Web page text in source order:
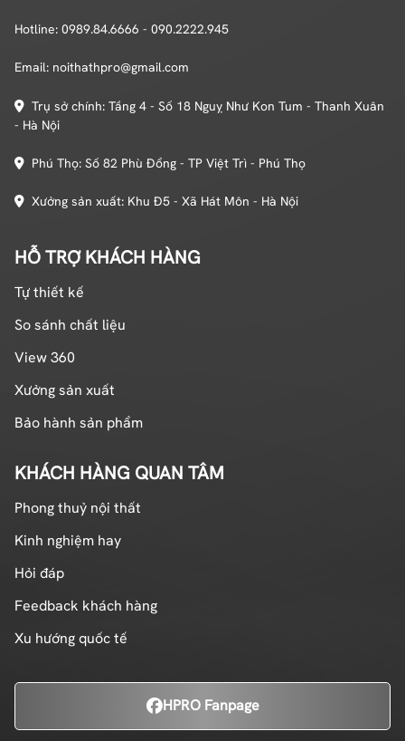
Hotline: 0989.84.6666 - 090.2222.945
Email: noithathpro@gmail.com
Trụ sở chính: Tầng 4 - Số 18 Nguỵ Như Kon Tum - Thanh Xuân
- Hà Nội
Phú Thọ: Số 82 Phù Đổng - TP Việt Trì - Phú Thọ
Xưởng sản xuất: Khu Đ5 - Xã Hát Môn - Hà Nội
HỖ TRỢ KHÁCH HÀNG
Tự thiết kế
So sánh chất liệu
View 360
Xưởng sản xuất
Bảo hành sản phẩm
KHÁCH HÀNG QUAN TÂM
Phong thuỷ nội thất
Kinh nghiệm hay
Hỏi đáp
Feedback khách hàng
Xu hướng quốc tế
HPRO Fanpage